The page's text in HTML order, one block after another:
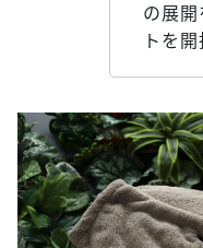
の展
トを